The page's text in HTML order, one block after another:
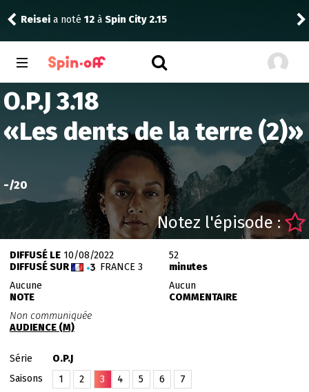
Reisei a noté 12 à Spin City 2.15
O.P.J 3.18
«Les dents de la terre (2)»
-/20
Notez l'épisode :
DIFFUSÉ LE10/08/2022
DIFFUSÉ SUR
FRANCE 3
52
minutes
Aucune
NOTE
Aucun
COMMENTAIRE
Non communiquée
AUDIENCE (M)
Série
O.P.J
Saisons
1 2 3 4 5 6 7